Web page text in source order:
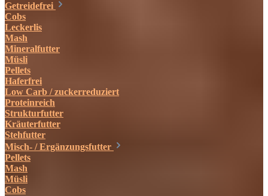
Getreidefrei
Cobs
Leckerlis
Mash
Mineralfutter
Müsli
Pellets
Haferfrei
Low Carb / zuckerreduziert
Proteinreich
Strukturfutter
Kräuterfutter
Stehfutter
Misch- / Ergänzungsfutter
Pellets
Mash
Müsli
Cobs